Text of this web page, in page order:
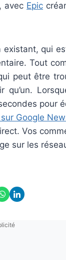
avec Epic
qui
Tout
peut être
pour
Google
Vos
sur les